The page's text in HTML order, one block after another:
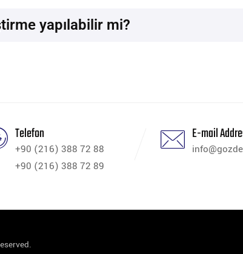
yapılabilir mi?
Telefon
+90 (216) 388 72 88
+90 (216) 388 72 89
E-mail